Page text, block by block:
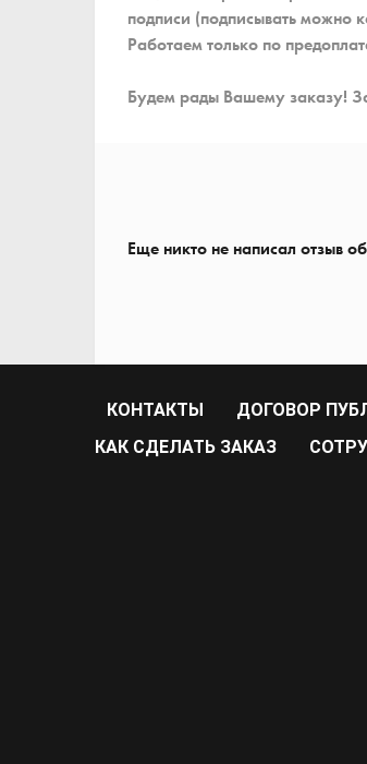
подписи (подписывать можно
Работаем только по
Будем рады Вашему заказу!
Еще никто не написал отзыв
КОНТАКТЫ ДОГОВОР
КАК СДЕЛАТЬ ЗАКАЗ